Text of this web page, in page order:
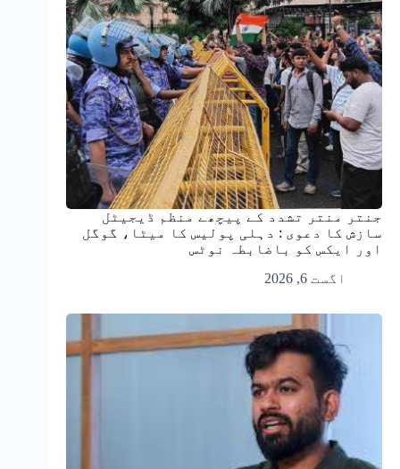
جنتر منتر تشدد کے پیچھے منظم ڈیجیٹل
سازش کا دعوی : دہلی پولیس کا میٹا، گوگل
اور ایکس کو باضابطہ نوٹس
اگست 6, 2026